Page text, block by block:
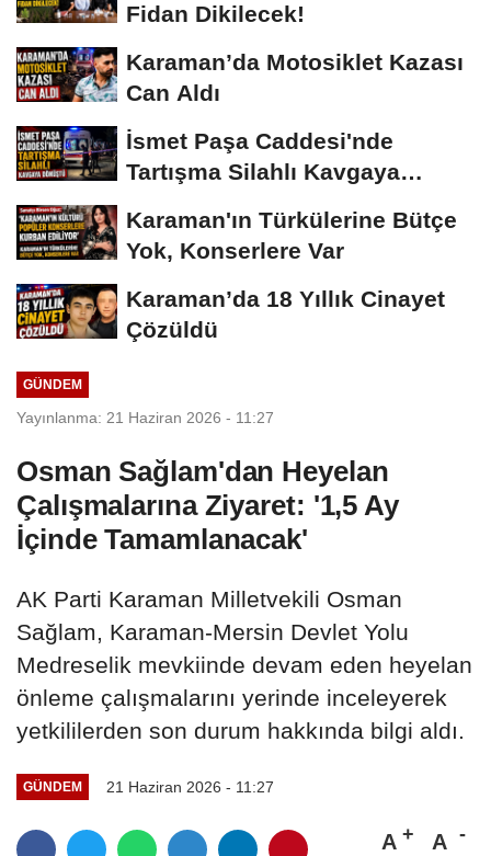
Fidan Dikilecek!
Karaman’da Motosiklet Kazası
Can Aldı
İsmet Paşa Caddesi'nde
Tartışma Silahlı Kavgaya
Karaman'ın Türkülerine Bütçe
Yok, Konserlere Var
Karaman’da 18 Yıllık Cinayet
Çözüldü
GÜNDEM
Yayınlanma: 21 Haziran 2026 - 11:27
Osman Sağlam'dan Heyelan
Çalışmalarına Ziyaret: '1,5 Ay
İçinde Tamamlanacak'
AK Parti Karaman Milletvekili Osman
Sağlam, Karaman-Mersin Devlet Yolu
Medreselik mevkiinde devam eden heyelan
önleme çalışmalarını yerinde inceleyerek
yetkililerden son durum hakkında bilgi aldı.
GÜNDEM 21 Haziran 2026 - 11:27
A A